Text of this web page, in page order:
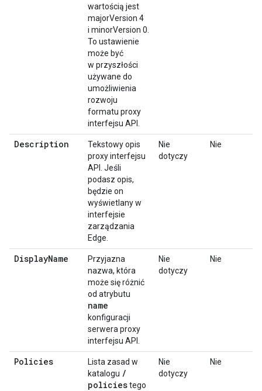
wartością jest
majorVersion 4
i minorVersion 0.
To ustawienie
może być
w przyszłości
używane do
umożliwienia
rozwoju
formatu proxy
interfejsu API.
Description
Tekstowy opis
proxy interfejsu
API. Jeśli
podasz opis,
będzie on
wyświetlany w
interfejsie
zarządzania
Edge.
Nie
dotyczy
Nie
DisplayName
Przyjazna
nazwa, która
może się różnić
od atrybutu
name
konfiguracji
serwera proxy
interfejsu API.
Nie
dotyczy
Nie
Policies
Lista zasad w
katalogu /
policiestego
Nie
dotyczy
Nie